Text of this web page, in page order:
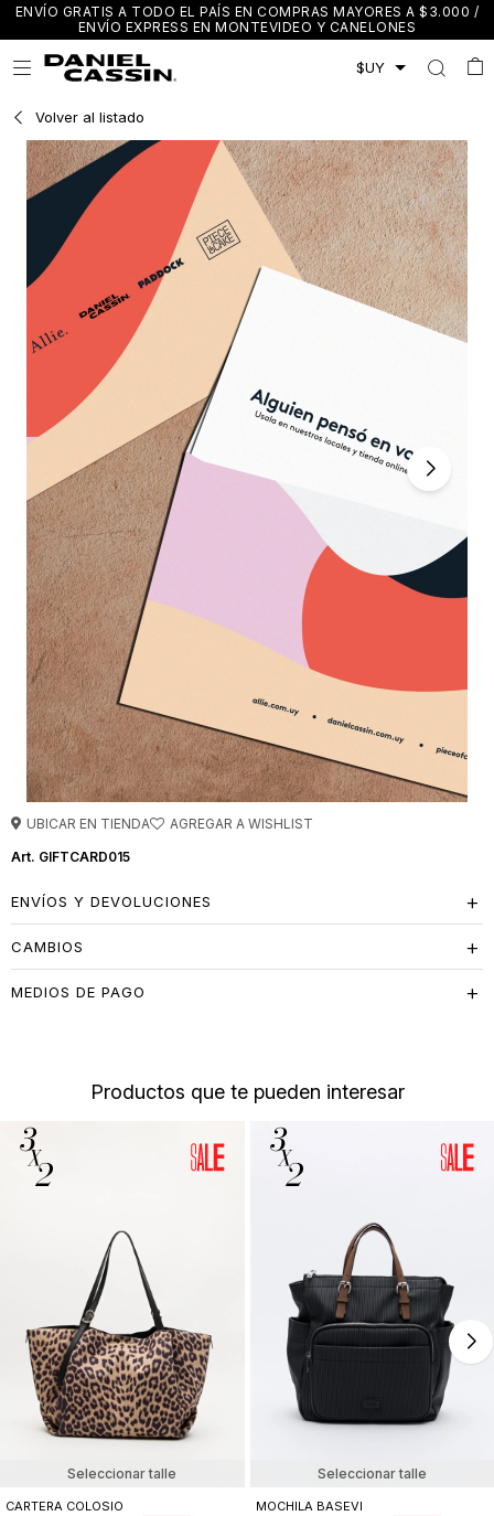
ENVÍO GRATIS A TODO EL PAÍS EN COMPRAS MAYORES A $3.000 /
ENVÍO EXPRESS EN MONTEVIDEO Y CANELONES

Volver al listado
UBICAR EN TIENDA
GIFTCARD015
ENVÍOS Y DEVOLUCIONES
CAMBIOS
MEDIOS DE PAGO
Productos que te pueden interesar
Seleccionar talle
CARTERA COLOSIO
Seleccionar talle
MOCHILA BASEVI